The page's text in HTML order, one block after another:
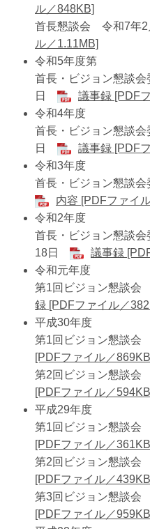
ル／848KB]
首長懇談会 令和7年
ル／1.11MB]
令和5年度第
首長・ビジョン懇談
日
議事録 [PDF
令和4年度
首長・ビジョン懇談
日
議事録 [PDF
令和3年度
首長・ビジョン懇談
内容 [PDFファイ
令和2年度
首長・ビジョン懇談
18日
議事録
令和元年度
第1回ビジョン懇談
録 [PDFファイル／
平成30年度
第1回ビジョン懇談
[PDFファイル／
第2回ビジョン懇談
[PDFファイル／
平成29年度
第1回ビジョン懇談
[PDFファイル／
第2回ビジョン懇談
[PDFファイル／
第3回ビジョン懇談
[PDFファイル／